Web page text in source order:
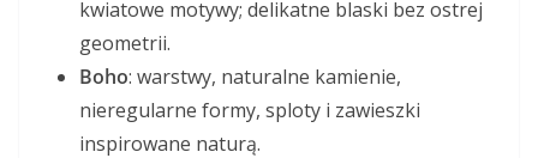
kwiatowe motywy; delikatne blaski bez ostrej
geometrii.
Boho: warstwy, naturalne kamienie,
nieregularne formy, sploty i zawieszki
inspirowane naturą.